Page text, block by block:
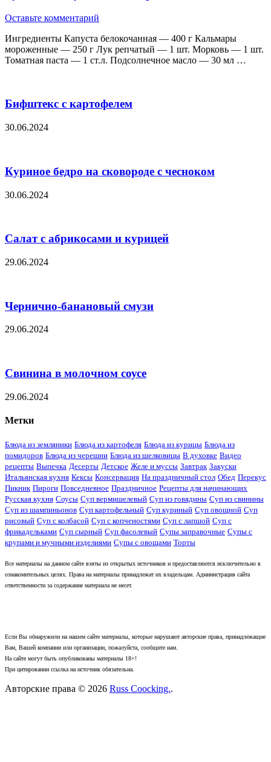
Оставьте комментарий
Ингредиенты Капуста белокочанная — 400 г Кальмары
мороженные — 250 г Лук репчатый — 1 шт. Морковь — 1 шт.
Томатная паста — 1 ст.л. Подсолнечное масло — 30 мл …
Бифштекс с картофелем
30.06.2024
Куриное бедро на сковороде с чесноком
30.06.2024
Салат с абрикосами и курицей
29.06.2024
Чернично-банановый смузи
29.06.2024
Свинина в молочном соусе
29.06.2024
Метки
Блюда из земляники Блюда из картофеля Блюда из курицы Блюда из
помидоров Блюда из черешни Блюда из шелковицы В духовке Видео
рецепты Выпечка Десерты Детское Желе и муссы Завтрак Закуски
Итальянская кухня Кексы Консервация На праздничный стол Обед Перекус
Пикник Пироги Повседневное Праздничное Рецепты для начинающих
Русская кухня Соусы Суп вермишелевый Суп из говядины Суп из свинины
Суп из шампиньонов Суп картофельный Суп куриный Суп овощной Суп
рисовый Суп с колбасой Суп с копченостями Суп с лапшой Суп с
фрикадельками Суп сырный Суп фасолевый Супы заправочные Супы с
крупами и мучными изделиями Супы с овощами Торты
Все материалы на данном сайте взяты из открытых источников и предоставляются исключительно в
ознакомительных целях. Права на материалы принадлежат их владельцам. Администрация сайта
ответственности за содержание материала не несет.
Если Вы обнаружили на нашем сайте материалы, которые нарушают авторские права, принадлежащие
Вам, Вашей компании или организации, пожалуйста, сообщите нам.
На сайте могут быть опубликованы материалы 18+!
При цитировании ссылка на источник обязательна.
Авторские права © 2026 Russ Coocking..